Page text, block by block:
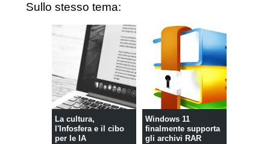
Sullo stesso tema:
La cultura,
l'Infosfera e il cibo
per le IA
Windows 11
finalmente supporta
gli archivi RAR